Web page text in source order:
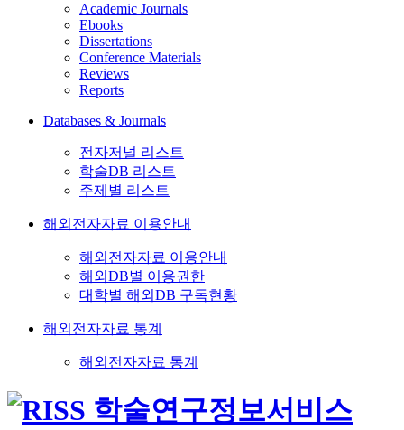
Academic Journals
Ebooks
Dissertations
Conference Materials
Reviews
Reports
Databases & Journals
전자저널 리스트
학술DB 리스트
주제별 리스트
해외전자자료 이용안내
해외전자자료 이용안내
해외DB별 이용권한
대학별 해외DB 구독현황
해외전자자료 통계
해외전자자료 통계